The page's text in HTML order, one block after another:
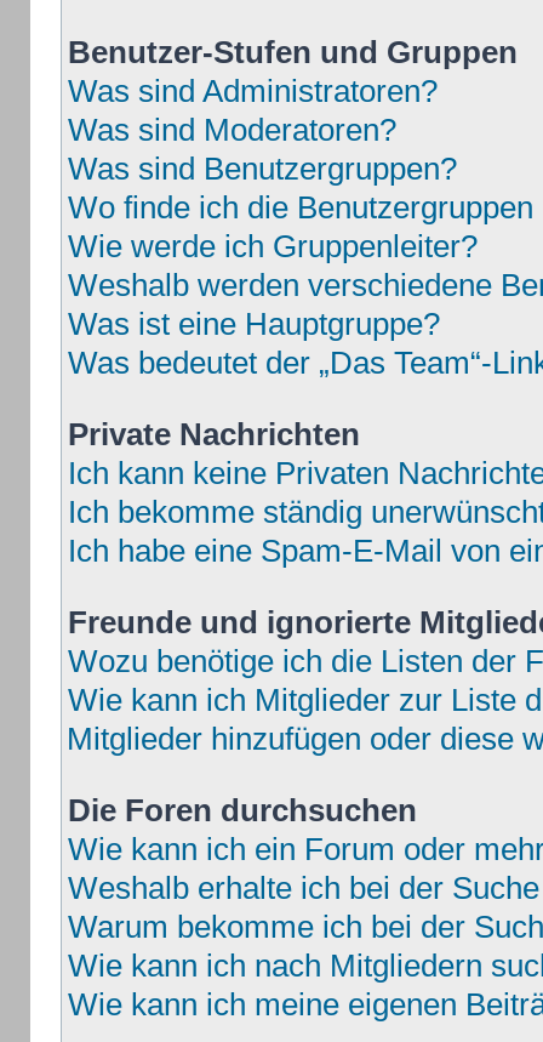
Benutzer-Stufen und Gruppen
Was sind Administratoren?
Was sind Moderatoren?
Was sind Benutzergruppen?
Wo finde ich die
Wie werde ich Gruppenleiter?
Weshalb werden verschiedene
Was ist eine Hauptgruppe?
Was bedeutet der „Das Team“-
Private Nachrichten
Ich kann keine Privaten
Ich bekomme ständig
Ich habe eine Spam-E-Mail von
Freunde und ignorierte
Wozu benötige ich die Listen der
Wie kann ich Mitglieder zur Liste
Mitglieder hinzufügen oder diese
Die Foren durchsuchen
Wie kann ich ein Forum oder
Weshalb erhalte ich bei der
Warum bekomme ich bei der
Wie kann ich nach Mitgliedern
Wie kann ich meine eigenen